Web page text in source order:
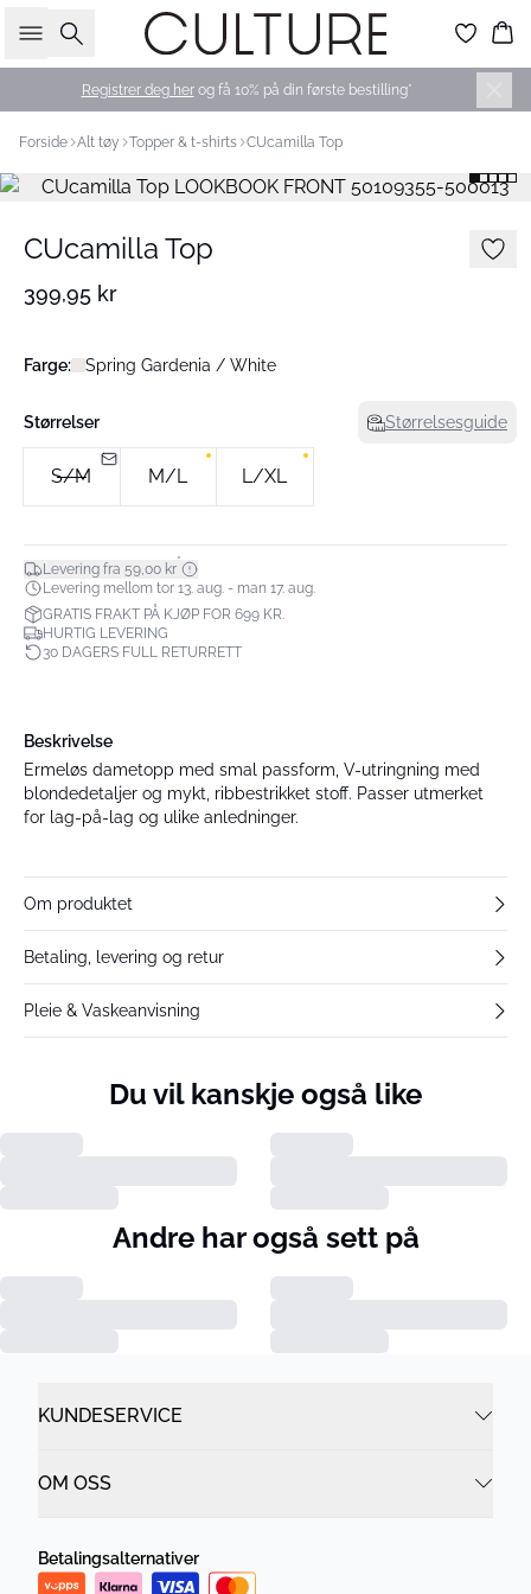
Søk
Registrer deg herog få 10% på din første bestilling*
Forside Alt tøy Topper & t-shirts CUcamilla Top
CUcamilla Top
399,95 kr
Farge: Spring Gardenia / White
Størrelser Størrelsesguide
S/M M/L L/XL
Levering fra 59,00 kr*
Levering mellom tor 13. aug. - man 17. aug.
GRATIS FRAKT PÅ KJØP FOR 699 KR.
HURTIG LEVERING
30 DAGERS FULL RETURRETT
Beskrivelse
Ermeløs dametopp med smal passform, V-utringning med
blondedetaljer og mykt, ribbestrikket stoff. Passer utmerket
for lag-på-lag og ulike anledninger.
Om produktet
Betaling, levering og retur
Pleie & Vaskeanvisning
Du vil kanskje også like
Andre har også sett på
KUNDESERVICE
OM OSS
Betalingsalternativer